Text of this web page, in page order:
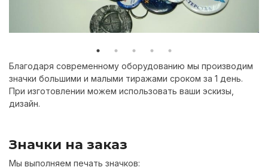
Благодаря современному оборудованию мы производим
значки большими и малыми тиражами сроком за 1 день.
При изготовлении можем использовать ваши эскизы,
дизайн.
Значки на заказ
Мы выполняем печать значков: